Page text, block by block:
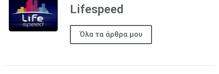
Lifespeed
Όλα τα άρθρα μου